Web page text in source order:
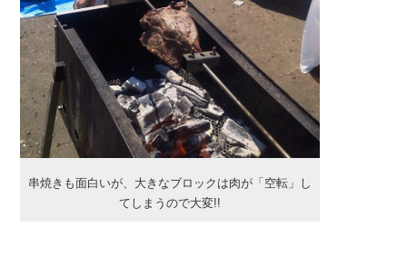
串焼きも面白いが、大きなブロックは肉が「空転」し
てしまうので大変!!